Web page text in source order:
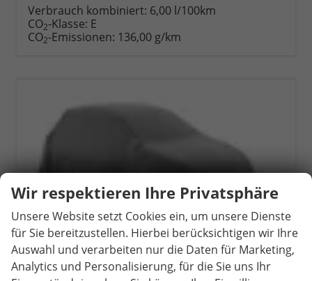
Verbrauch kombiniert: 6,00 l/100km
CO2-Klasse: E
CO2-Emissionen: 136,00 g/km
Wir respektieren Ihre Privatsphäre
Unsere Website setzt Cookies ein, um unsere Dienste
für Sie bereitzustellen. Hierbei berücksichtigen wir Ihre
Auswahl und verarbeiten nur die Daten für Marketing,
Analytics und Personalisierung, für die Sie uns Ihr